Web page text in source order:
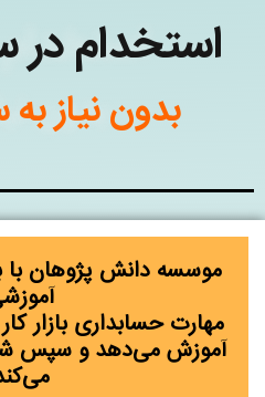
استخدام در
بدون نیاز
مهارت حسابداری بازار
آموزش می‌دهد و سپس شما